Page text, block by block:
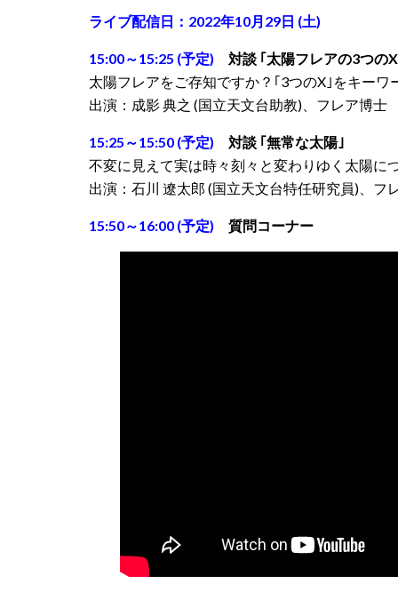
ライブ配信日：2022年10月29日 (土)
15:00～15:25 (予定)
対談 ｢太陽フレアの3つの
太陽フレアをご存知ですか？｢3つのX｣をキーワ
出演：成影 典之 (国立天文台助教)、フレア博士
15:25～15:50 (予定)
対談 ｢無常な太陽｣
不変に見えて実は時々刻々と変わりゆく太陽に
出演：石川 遼太郎 (国立天文台特任研究員)、フ
15:50～16:00 (予定) 質問コーナー